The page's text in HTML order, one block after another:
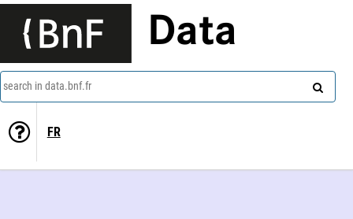
Data
search in data.bnf.fr
FR